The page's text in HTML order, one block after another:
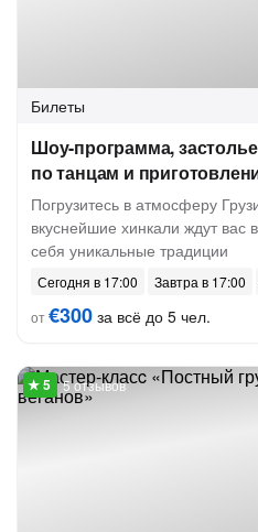
Билеты
Шоу-программа,
по танцам и
Погрузитесь в атмосферу
вкуснейшие хинкали ждут вас
себя уникальные традиции
Сегодня в 17:00
Завтра в 17:00
от€300 за всё до 5 чел.
5 отзывов